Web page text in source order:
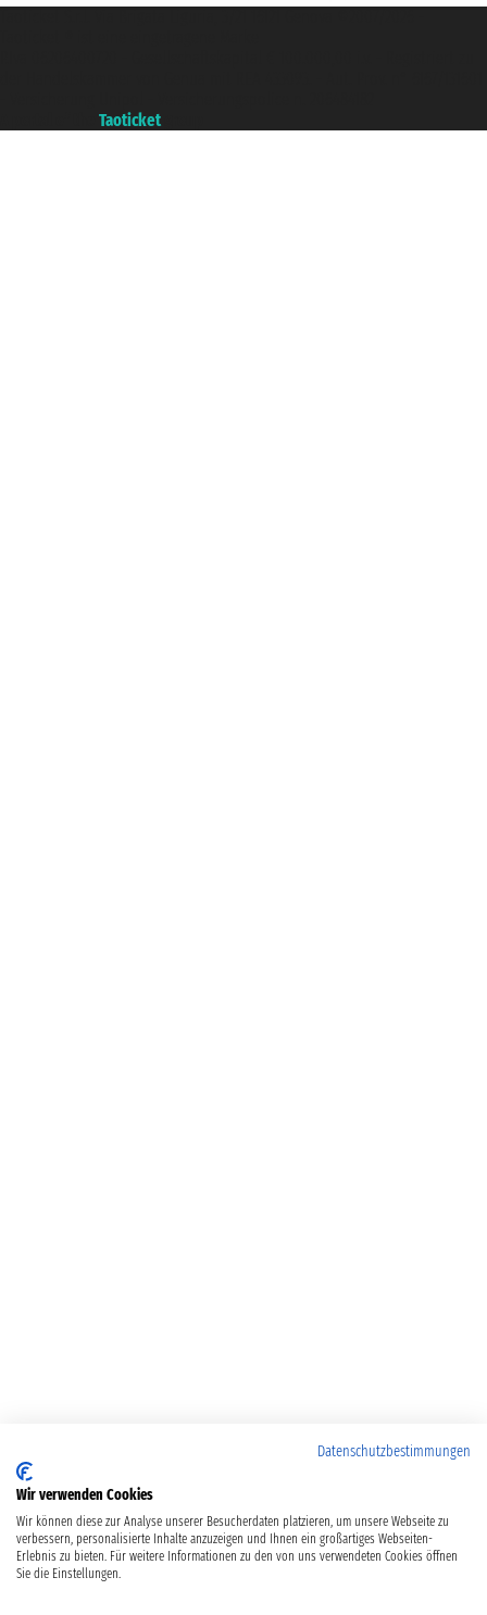
Taoticket
Datenschutzbestimmungen
Wir verwenden Cookies
Wir können diese zur Analyse unserer Besucherdaten platzieren, um unsere Webseite zu
verbessern, personalisierte Inhalte anzuzeigen und Ihnen ein großartiges Webseiten-
Erlebnis zu bieten. Für weitere Informationen zu den von uns verwendeten Cookies öffnen
Sie die Einstellungen.